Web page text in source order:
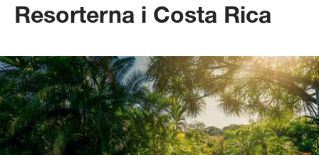
Resorterna i Costa Rica